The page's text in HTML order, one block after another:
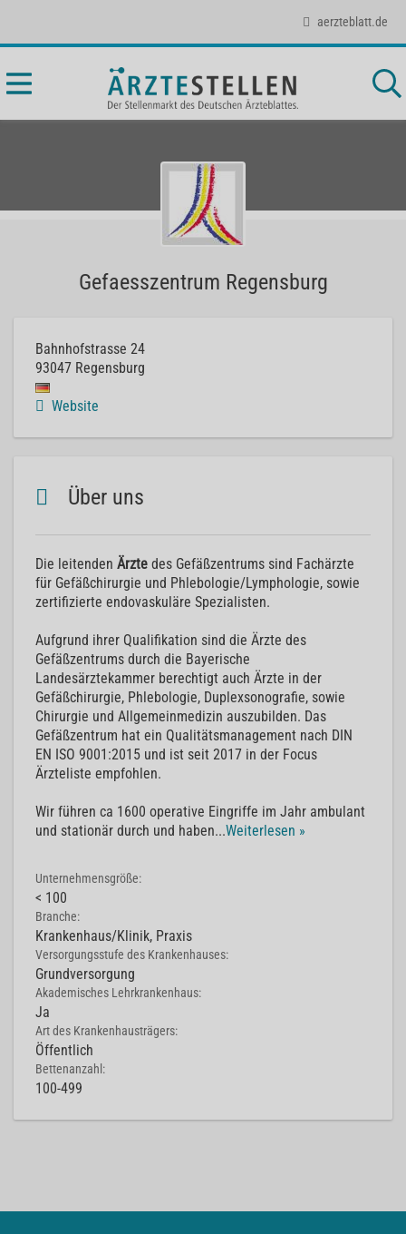
aerzteblatt.de
Gefaesszentrum Regensburg
Bahnhofstrasse 24
93047 Regensburg
Website
Über uns
Die leitenden Ärzte des Gefäßzentrums sind Fachärzte
für Gefäßchirurgie und Phlebologie/Lymphologie, sowie
zertifizierte endovaskuläre Spezialisten.
Aufgrund ihrer Qualifikation sind die Ärzte des
Gefäßzentrums durch die Bayerische
Landesärztekammer berechtigt auch Ärzte in der
Gefäßchirurgie, Phlebologie, Duplexsonografie, sowie
Chirurgie und Allgemeinmedizin auszubilden. Das
Gefäßzentrum hat ein Qualitätsmanagement nach DIN
EN ISO 9001:2015 und ist seit 2017 in der Focus
Ärzteliste empfohlen.
Wir führen ca 1600 operative Eingriffe im Jahr ambulant
und stationär durch und haben...Weiterlesen »
Unternehmensgröße:
< 100
Branche:
Krankenhaus/Klinik, Praxis
Versorgungsstufe des Krankenhauses:
Grundversorgung
Akademisches Lehrkrankenhaus:
Ja
Art des Krankenhausträgers:
Öffentlich
Bettenanzahl:
100-499